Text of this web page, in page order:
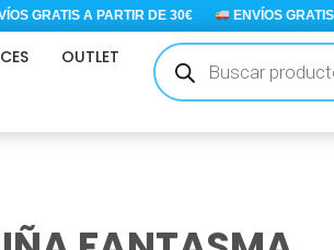
GRATIS A PARTIR DE 30€ ENVÍOS GRATIS
OUTLET
Búsqueda
de
productos